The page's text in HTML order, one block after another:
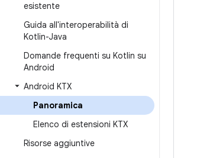
esistente
Guida all'interoperabilità di
Kotlin-Java
Domande frequenti su Kotlin su
Android
Android KTX
Panoramica
Elenco di estensioni KTX
Risorse aggiuntive